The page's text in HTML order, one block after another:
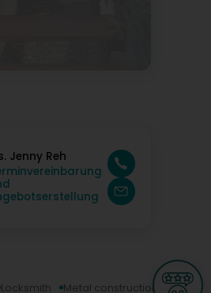
Jenny Reh
Locksmith Metal construction